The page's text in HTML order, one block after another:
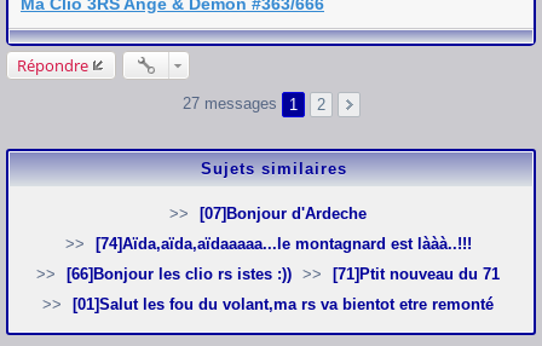
Ma Clio 3RS Ange & Démon #363/666
Répondre
27 messages 1 2
Sujets similaires
[07]Bonjour d'Ardeche
[74]Aïda,aïda,aïdaaaaa...le montagnard est lààà..!!!
[66]Bonjour les clio rs istes :))
[71]Ptit nouveau du 71
[01]Salut les fou du volant,ma rs va bientot etre remonté